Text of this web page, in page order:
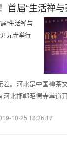
首届“生活禅
差。河北是中国禅茶
河北邯郸昭德寺单道
10-25 18:36:17